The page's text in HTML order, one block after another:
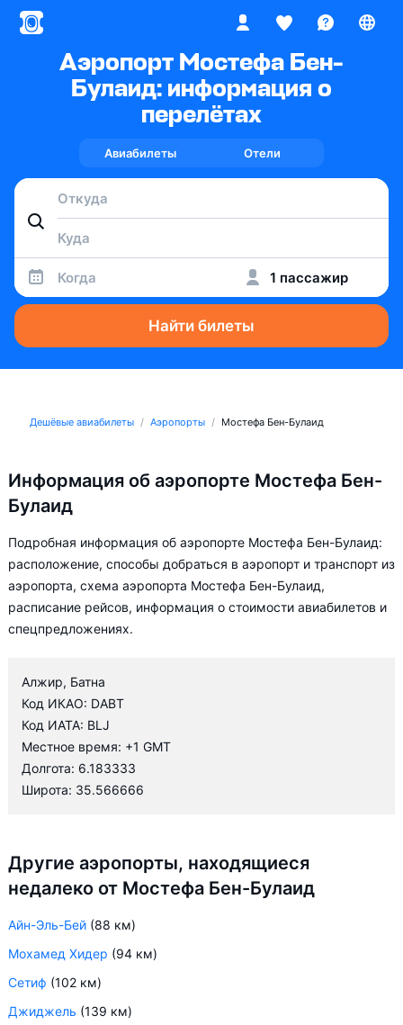
Аэропорт Мостефа Бен-
Булаид: информация о
перелётах
Авиабилеты Отели
Когда 1 пассажир
Найти билеты
Дешёвые авиабилеты Аэропорты Мостефа Бен-Булаид
Информация об аэропорте Мостефа Бен-
Булаид
Подробная информация об аэропорте Мостефа Бен-Булаид:
расположение, способы добраться в аэропорт и транспорт из
аэропорта, схема аэропорта Мостефа Бен-Булаид,
расписание рейсов, информация о стоимости авиабилетов и
спецпредложениях.
Алжир, Батна
Код ИКАО: DABT
Код ИАТА: BLJ
Местное время: +1 GMT
Долгота: 6.183333
Широта: 35.566666
Другие аэропорты, находящиеся
недалеко от Мостефа Бен-Булаид
Айн-Эль-Бей (88 км)
Мохамед Хидер (94 км)
Сетиф (102 км)
Джиджель (139 км)